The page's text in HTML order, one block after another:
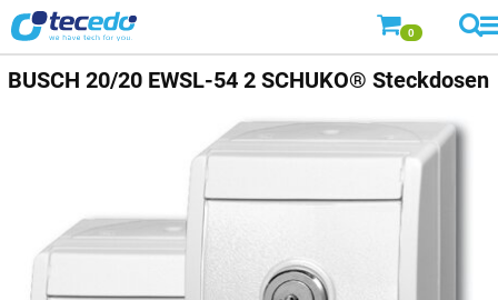
0
BUSCH 20/20 EWSL-54 2 SCHUKO® Steckdosen